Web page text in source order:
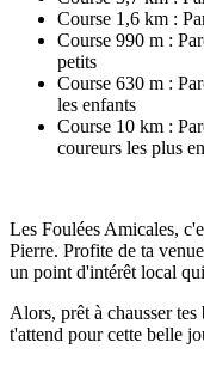
Course 1,6 km :
Course 990 m :
petits
Course 630 m :
les enfants
Course 10 km :
coureurs les plus
Les Foulées Amicales,
Pierre. Profite de ta
un point d'intérêt local
Alors, prêt à chausser
t'attend pour cette belle